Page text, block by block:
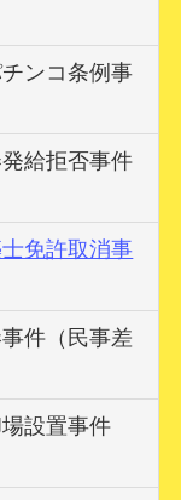
ンコ条例事
給拒否事件
免許取消事
件（民事差
設置事件